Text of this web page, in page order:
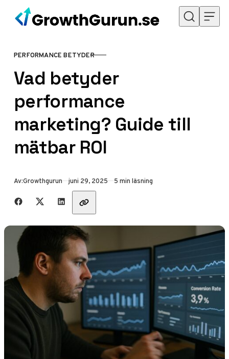
Hoppa till innehåll
KATEGORI
PERFORMANCE BETYDER
Vad betyder
performance
marketing? Guide till
mätbar ROI
Av:Growthgurun Publicerad
juni 29, 2025 5 min läsning
Dela med vänner